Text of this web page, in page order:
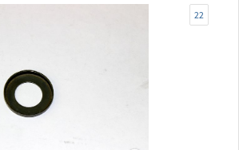
22